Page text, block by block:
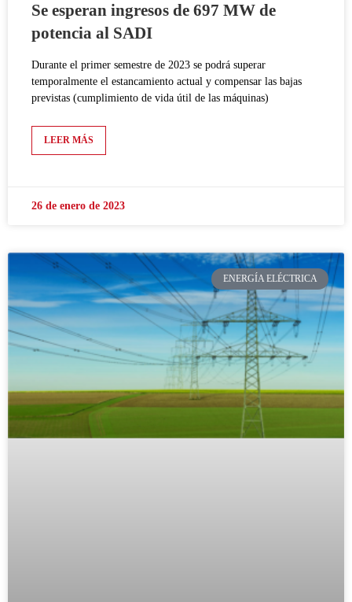
Se esperan ingresos de 697 MW de
potencia al SADI
Durante el primer semestre de 2023 se podrá superar
temporalmente el estancamiento actual y compensar las bajas
previstas (cumplimiento de vida útil de las máquinas)
LEER MÁS
26 de enero de 2023
ENERGÍA ELÉCTRICA